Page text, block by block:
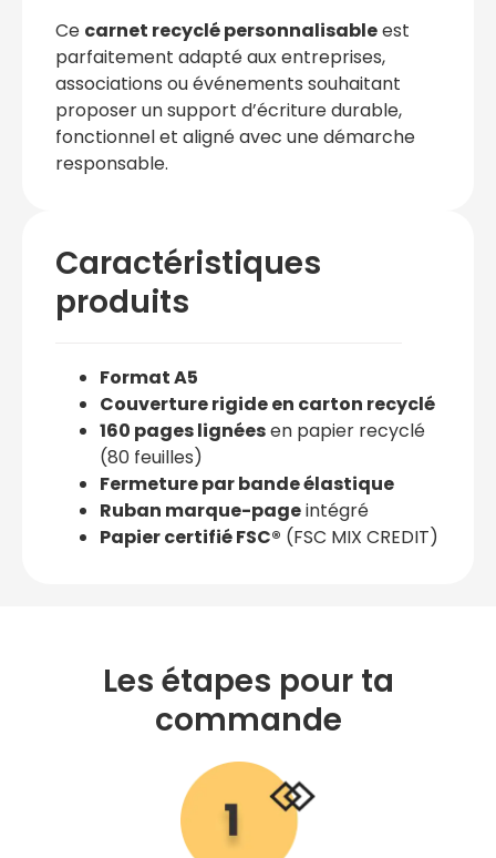
Ce carnet recyclé personnalisableest
parfaitement adapté aux entreprises,
associations ou événements souhaitant
proposer un support d’écriture durable,
fonctionnel et aligné avec une démarche
responsable.
Caractéristiques
produits
Format A5
Couverture rigide en carton recyclé
160 pages lignéesen papier recyclé
(80 feuilles)
Fermeture par bande élastique
Ruban marque-pageintégré
Papier certifié FSC® (FSC MIX CREDIT)
Les étapes pour ta
commande